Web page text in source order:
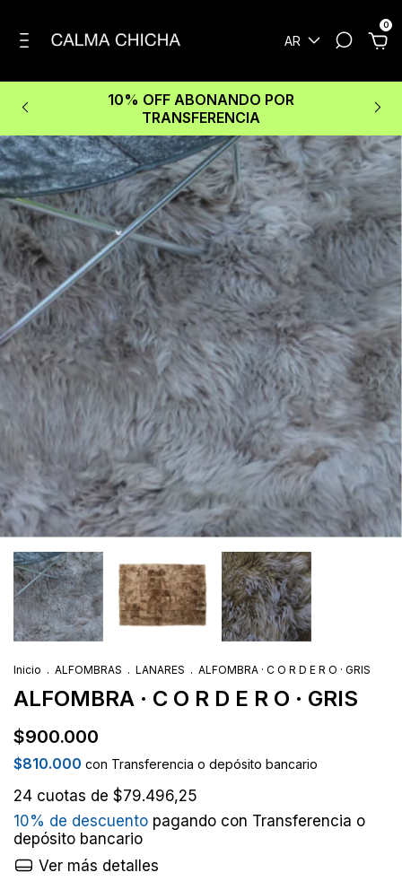
AR
0
10% OFF ABONANDO POR
TRANSFERENCIA
Inicio . ALFOMBRAS . LANARES . ALFOMBRA · C O R D E R O · GRIS
ALFOMBRA · C O R D E R O · GRIS
$900.000
$810.000 con Transferencia o depósito bancario
24 cuotas de $79.496,25
10% de descuento pagando con Transferencia o
depósito bancario
Ver más detalles